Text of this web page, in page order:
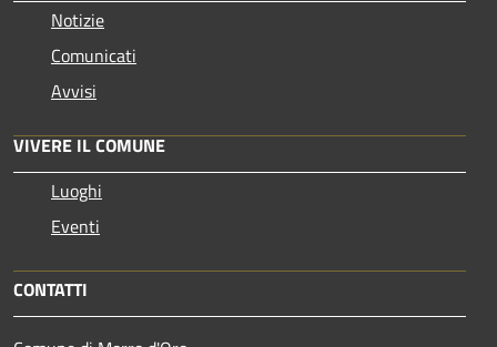
Notizie
Comunicati
Avvisi
VIVERE IL COMUNE
Luoghi
Eventi
CONTATTI